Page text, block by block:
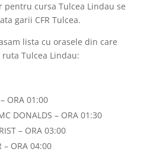
pentru cursa Tulcea Lindau se
garii CFR Tulcea.
lista cu orasele din care
Tulcea Lindau:
ORA 01:00
DONALDS – ORA 01:30
– ORA 03:00
– ORA 04:00